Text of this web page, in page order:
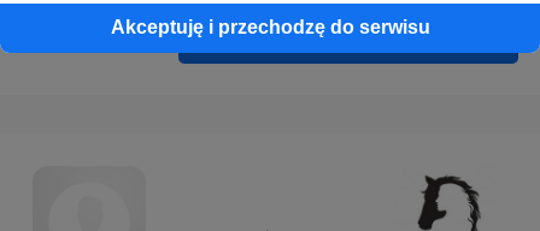
Akceptuję i przechodzę do serwisu
Cofnij Zarejestruj się i przejdź dalej